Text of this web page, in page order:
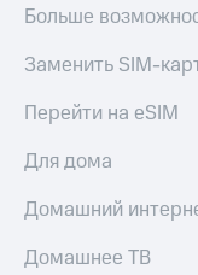
Больше
Заменить SIM-
Перейти на eSIM
Для дома
Домашний
Домашнее ТВ